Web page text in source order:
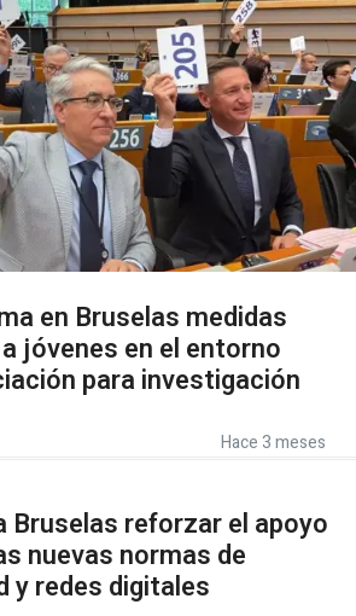
en Bruselas medidas
jóvenes en el entorno
para investigación
Hace 3 meses
Bruselas reforzar el apoyo
nuevas normas de
y redes digitales